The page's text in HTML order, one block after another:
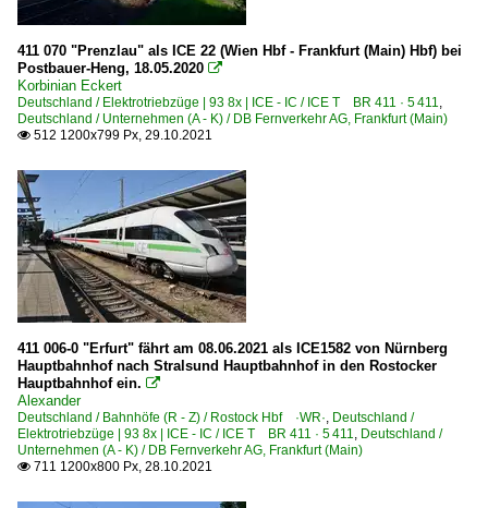
411 070 "Prenzlau" als ICE 22 (Wien Hbf - Frankfurt (Main) Hbf) bei
Postbauer-Heng, 18.05.2020 
Korbinian Eckert
Deutschland / Elektrotriebzüge | 93 8x | ICE - IC / ICE T BR 411 · 5 411,
Deutschland / Unternehmen (A - K) / DB Fernverkehr AG, Frankfurt (Main)
 512 1200x799 Px, 29.10.2021
411 006-0 "Erfurt" fährt am 08.06.2021 als ICE1582 von Nürnberg
Hauptbahnhof nach Stralsund Hauptbahnhof in den Rostocker
Hauptbahnhof ein. 
Alexander
Deutschland / Bahnhöfe (R - Z) / Rostock Hbf ·WR·, Deutschland /
Elektrotriebzüge | 93 8x | ICE - IC / ICE T BR 411 · 5 411, Deutschland /
Unternehmen (A - K) / DB Fernverkehr AG, Frankfurt (Main)
 711 1200x800 Px, 28.10.2021